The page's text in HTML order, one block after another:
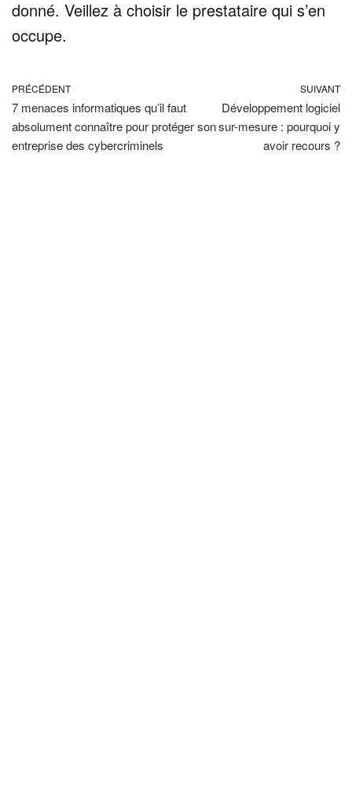
donné. Veillez à choisir le prestataire qui s’en
occupe.
PRÉCÉDENT
7 menaces informatiques qu’il faut
absolument connaître pour protéger son
entreprise des cybercriminels
SUIVANT
Développement logiciel
sur-mesure : pourquoi y
avoir recours ?